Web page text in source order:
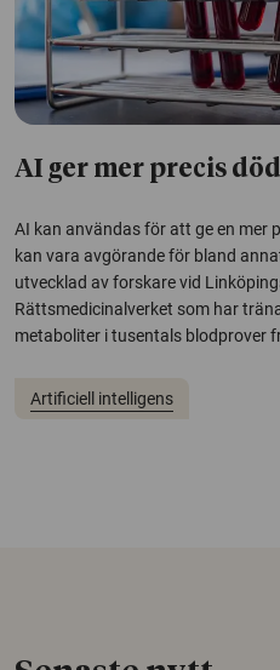
AI ger mer precis
AI kan användas för att ge en mer
kan vara avgörande för bland
utvecklad av forskare vid
Rättsmedicinalverket som har
metaboliter i tusentals blodprover
Artificiell intelligens